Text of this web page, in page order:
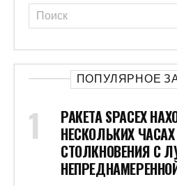
ПОПУЛЯРНОЕ
РАКЕТА SPACEX
НЕСКОЛЬКИХ
СТОЛКНОВЕНИЯ С